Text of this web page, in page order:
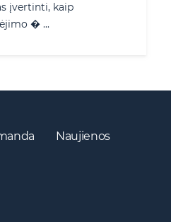
įvertinti, kaip
� ...
Naujienos